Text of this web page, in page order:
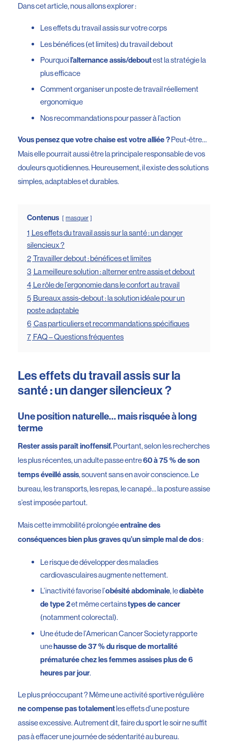
Dans cet article, nous allons explorer :
Les effets du travail assis sur votre corps
Les bénéfices (et limites) du travail debout
Pourquoil’alternance assis/deboutest la stratégie la
plus efficace
Comment organiser un poste de travail réellement
ergonomique
Nos recommandations pour passer à l’action
Vous pensez que votre chaise est votre alliée ?Peut-être…
Mais elle pourrait aussi être la principale responsable de vos
douleurs quotidiennes. Heureusement, il existe des solutions
simples, adaptables et durables.
Contenus masquer
1 Les effets du travail assis sur la santé : un danger
silencieux ?
2 Travailler debout : bénéfices et limites
3 La meilleure solution : alterner entre assis et debout
4 Le rôle de l’ergonomie dans le confort au travail
5 Bureaux assis-debout : la solution idéale pour un
poste adaptable
6 Cas particuliers et recommandations spécifiques
7 FAQ – Questions fréquentes
Les effets du travail assis sur la
santé : un danger silencieux ?
Une position naturelle… mais risquée à long
terme
Rester assis paraît inoffensif.Pourtant, selon les recherches
les plus récentes, un adulte passe entre60 à 75 % de son
temps éveillé assis, souvent sans en avoir conscience. Le
bureau, les transports, les repas, le canapé… la posture assise
s’est imposée partout.
Mais cette immobilité prolongéeentraîne des
conséquences bien plus graves qu’un simple mal de dos:
Le risque de développer des maladies
cardiovasculaires augmente nettement.
L’inactivité favorise l’obésité abdominale, lediabète
de type 2et même certainstypes de cancer
(notamment colorectal).
Une étude de l’American Cancer Society rapporte
unehausse de 37 % du risque de mortalité
prématurée chez les femmes assises plus de 6
heures par jour.
Le plus préoccupant ? Même une activité sportive régulière
ne compense pas totalementles effets d’une posture
assise excessive. Autrement dit, faire du sport le soir ne suffit
pas à effacer une journée de sédentarité au bureau.